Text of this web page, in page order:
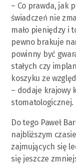
– Co prawda, jak
świadczeń nie
mało pieniędzy i
pewno brakuje
powinny być
stałych czy
koszyku ze
– dodaje krajowy
stomatologicznej.
Do tego Paweł
najbliższym
zajmujących się
się jeszcze